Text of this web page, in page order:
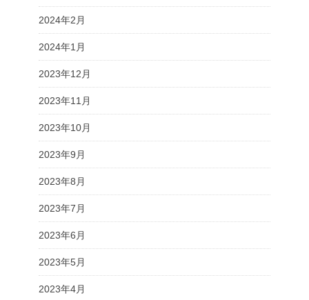
2024年2月
2024年1月
2023年12月
2023年11月
2023年10月
2023年9月
2023年8月
2023年7月
2023年6月
2023年5月
2023年4月